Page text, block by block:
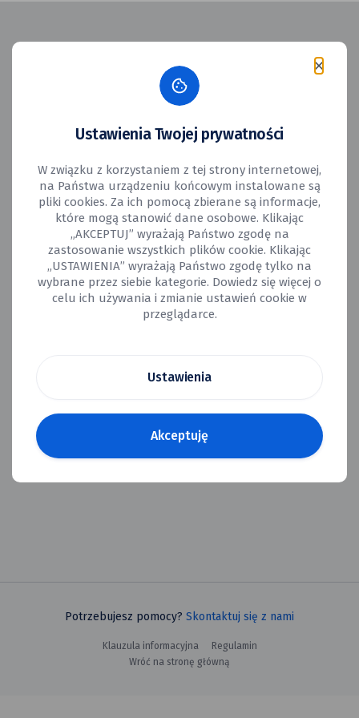
Aktualnie nie przyjmujemy
zgłoszeń projektów
Dodanie projektu do Budżetu Obywatelskiego jest
niemożliwe, ponieważ nie ma aktualnie aktywnej edycji
do której można zgłaszać projekty.
Wróć na stronę główną
Potrzebujesz pomocy? Skontaktuj się z nami
Klauzula informacyjna
Regulamin
Wróć na stronę główną
Ustawienia Twojej prywatności
W związku z korzystaniem z tej strony internetowej,
na Państwa urządzeniu końcowym instalowane są
pliki cookies. Za ich pomocą zbierane są informacje,
które mogą stanowić dane osobowe. Klikając
„AKCEPTUJ” wyrażają Państwo zgodę na
zastosowanie wszystkich plików cookie. Klikając
„USTAWIENIA” wyrażają Państwo zgodę tylko na
wybrane przez siebie kategorie. Dowiedz się więcej o
celu ich używania i zmianie ustawień cookie w
przeglądarce.
Ustawienia
Akceptuję